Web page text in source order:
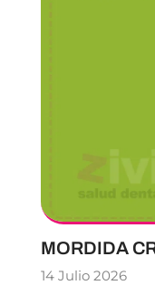
MORDIDA
14 Julio 2026